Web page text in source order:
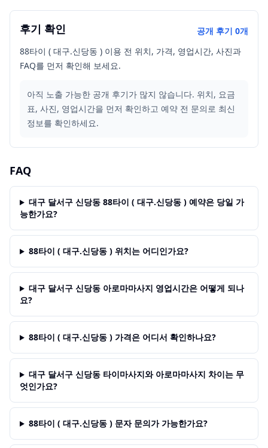
후기 확인 공개 후기 0개
88타이 ( 대구.신당동 ) 이용 전 위치, 가격, 영업시간, 사진과
FAQ를 먼저 확인해 보세요.
아직 노출 가능한 공개 후기가 많지 않습니다. 위치, 요금
표, 사진, 영업시간을 먼저 확인하고 예약 전 문의로 최신
정보를 확인하세요.
FAQ
대구 달서구 신당동 88타이 ( 대구.신당동 ) 예약은 당일 가
능한가요?
88타이 ( 대구.신당동 ) 위치는 어디인가요?
대구 달서구 신당동 아로마마사지 영업시간은 어떻게 되나
요?
88타이 ( 대구.신당동 ) 가격은 어디서 확인하나요?
대구 달서구 신당동 타이마사지와 아로마마사지 차이는 무
엇인가요?
88타이 ( 대구.신당동 ) 문자 문의가 가능한가요?